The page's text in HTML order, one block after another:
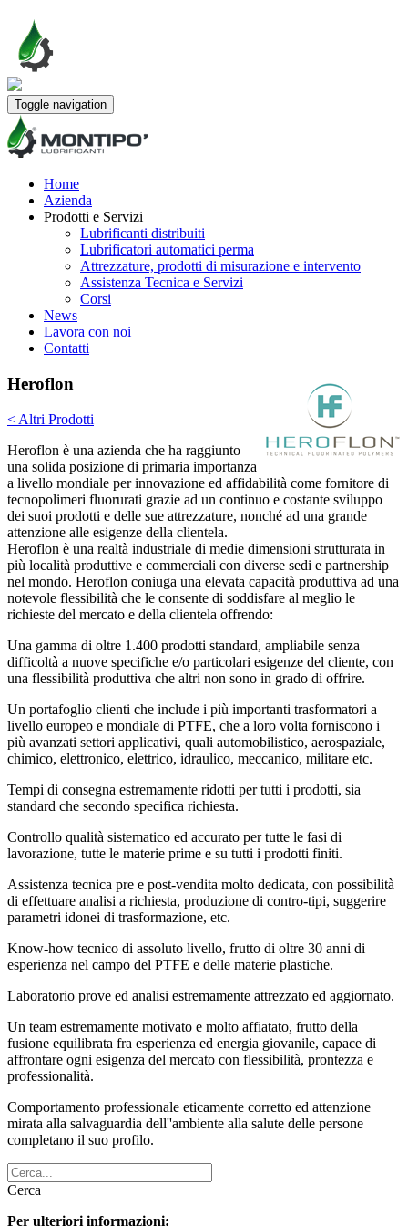
Toggle navigation
Home
Azienda
Prodotti e Servizi
Lubrificanti distribuiti
Lubrificatori automatici perma
Attrezzature, prodotti di misurazione e intervento
Assistenza Tecnica e Servizi
Corsi
News
Lavora con noi
Contatti
Heroflon
< Altri Prodotti
Heroflon è una azienda che ha raggiunto
una solida posizione di primaria importanza
a livello mondiale per innovazione ed affidabilità come fornitore di
tecnopolimeri fluorurati grazie ad un continuo e costante sviluppo
dei suoi prodotti e delle sue attrezzature, nonché ad una grande
attenzione alle esigenze della clientela.
Heroflon è una realtà industriale di medie dimensioni strutturata in
più località produttive e commerciali con diverse sedi e partnership
nel mondo. Heroflon coniuga una elevata capacità produttiva ad una
notevole flessibilità che le consente di soddisfare al meglio le
richieste del mercato e della clientela offrendo:
Una gamma di oltre 1.400 prodotti standard, ampliabile senza
difficoltà a nuove specifiche e/o particolari esigenze del cliente, con
una flessibilità produttiva che altri non sono in grado di offrire.
Un portafoglio clienti che include i più importanti trasformatori a
livello europeo e mondiale di PTFE, che a loro volta forniscono i
più avanzati settori applicativi, quali automobilistico, aerospaziale,
chimico, elettronico, elettrico, idraulico, meccanico, militare etc.
Tempi di consegna estremamente ridotti per tutti i prodotti, sia
standard che secondo specifica richiesta.
Controllo qualità sistematico ed accurato per tutte le fasi di
lavorazione, tutte le materie prime e su tutti i prodotti finiti.
Assistenza tecnica pre e post-vendita molto dedicata, con possibilità
di effettuare analisi a richiesta, produzione di contro-tipi, suggerire
parametri idonei di trasformazione, etc.
Know-how tecnico di assoluto livello, frutto di oltre 30 anni di
esperienza nel campo del PTFE e delle materie plastiche.
Laboratorio prove ed analisi estremamente attrezzato ed aggiornato.
Un team estremamente motivato e molto affiatato, frutto della
fusione equilibrata fra esperienza ed energia giovanile, capace di
affrontare ogni esigenza del mercato con flessibilità, prontezza e
professionalità.
Comportamento professionale eticamente corretto ed attenzione
mirata alla salvaguardia dell''ambiente alla salute delle persone
completano il suo profilo.
Cerca
Per ulteriori informazioni: